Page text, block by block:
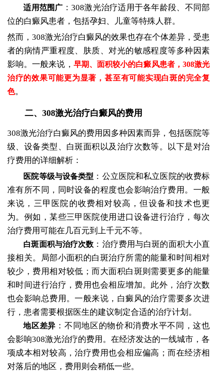
适用范围广 ：308激光治疗适用于各年龄段、不同部
位的白癜风患者，包括孕妇、儿童等特殊人群。
然而，308激光治疗白癜风的效果也存在个体差异，受患
者的病情严重程度、肤质、对光的敏感程度等多种因素
影响。一般来说， 早期、面积较小的白癜风患者，308激光
治疗的效果可能更为显著，甚至有可能实现白斑的完全复
色。
二、308激光治疗白癜风的费用
308激光治疗白癜风的费用因多种因素而异，包括医院等
级、设备类型、白斑面积以及治疗次数等。以下是对治
疗费用的详细解析：
医院等级与设备类型 ：公立医院和私立医院的收费标
准有所不同，同时设备的程度也会影响治疗费用。一般
来说，三甲医院的收费相对较高，但设备和技术也更
为。例如，某些三甲医院使用进口设备进行治疗，每次
治疗费用可能在几百元到上千元不等。
白斑面积与治疗次数 ：治疗费用与白斑的面积大小直
接相关。局部小面积的白斑治疗所需的能量和时间相对
较少，费用相对较低；而大面积白斑则需要更多的能量
和时间进行治疗，费用也会相应增加。此外，治疗次数
也会影响总费用。一般来说，白癜风的治疗需要多次进
行，患者需要根据医生的建议制定合适的治疗计划。
地区差异 ：不同地区的物价和消费水平不同，这也
会影响308激光治疗的费用。在经济发达的一线城市，各
项成本相对较高，治疗费用也会相应偏高；而在经济相
对落后的地区，费用则会稍低一些。